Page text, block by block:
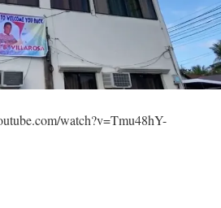
watch?v=Tmu48hY-